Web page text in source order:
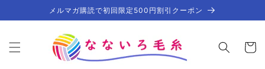
進む
メルマガ購読で初回限定500円割引クーポン
ー